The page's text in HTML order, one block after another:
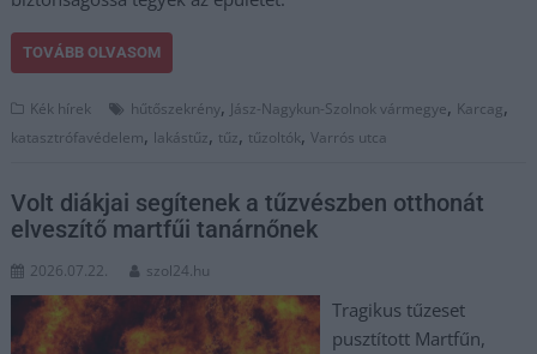
TOVÁBB OLVASOM
Kék hírek hűtőszekrény, Jász-Nagykun-Szolnok vármegye, Karcag,
katasztrófavédelem, lakástűz, tűz, tűzoltók,Varrós utca
Volt diákjai segítenek a tűzvészben otthonát
elveszítő martfűi tanárnőnek
2026.07.22. szol24.hu
Tragikus tűzeset
pusztított Martfűn,